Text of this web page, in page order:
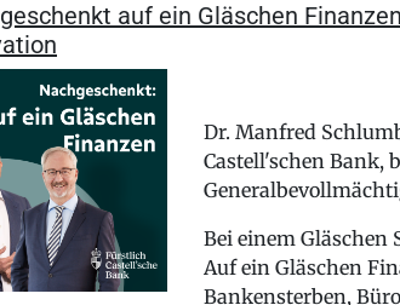
auf ein Gläschen
Dr. Manfred
Castell'schen Bank,
Bei einem Gläschen
Auf ein Gläschen
Bankensterben,